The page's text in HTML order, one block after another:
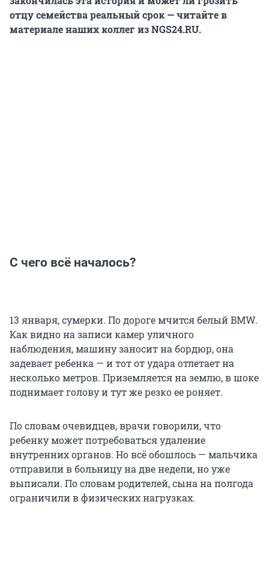
отцу семейства реальный срок — читайте в
материале наших коллег из NGS24.RU.
С чего всё началось?
13 января, сумерки. По дороге мчится белый BMW.
Как видно на записи камер уличного
наблюдения, машину заносит на бордюр, она
задевает ребенка — и тот от удара отлетает на
несколько метров. Приземляется на землю, в шоке
поднимает голову и тут же резко ее роняет.
По словам очевидцев, врачи говорили, что
ребенку может потребоваться удаление
внутренних органов. Но всё обошлось — мальчика
отправили в больницу на две недели, но уже
выписали. По словам родителей, сына на полгода
ограничили в физических нагрузках.